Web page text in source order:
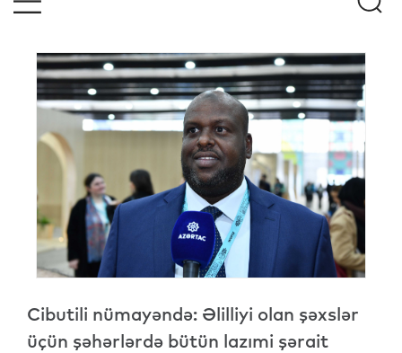
Cibutili nümayəndə: Əlilliyi olan şəxslər
üçün şəhərlərdə bütün lazımi şərait